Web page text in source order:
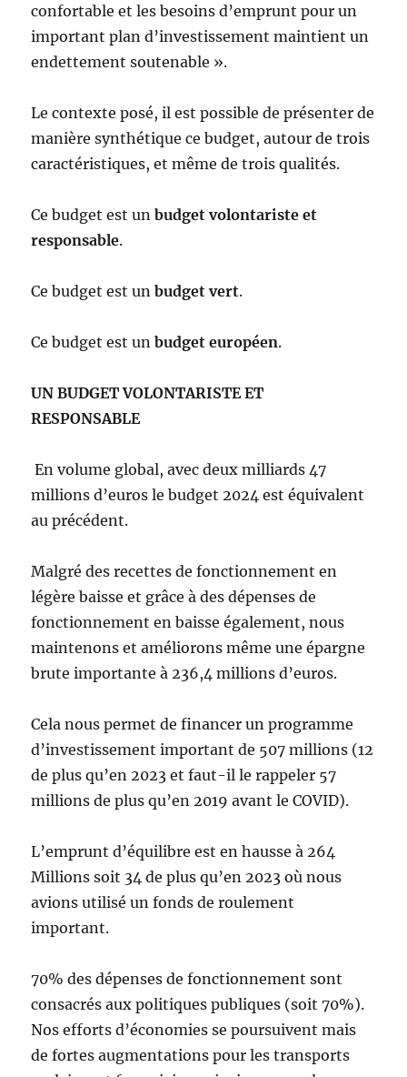
confortable et les besoins d’emprunt pour un
important plan d’investissement maintient un
endettement soutenable ».
Le contexte posé, il est possible de présenter de
manière synthétique ce budget, autour de trois
caractéristiques, et même de trois qualités.
Ce budget est unbudget volontariste et
responsable.
Ce budget est unbudget vert.
Ce budget est unbudget européen.
UN BUDGET VOLONTARISTE ET
RESPONSABLE
En volume global, avec deux milliards 47
millions d’euros le budget 2024 est équivalent
au précédent.
Malgré des recettes de fonctionnement en
légère baisse et grâce à des dépenses de
fonctionnement en baisse également, nous
maintenons et améliorons même une épargne
brute importante à 236,4 millions d’euros.
Cela nous permet de financer un programme
d’investissement important de 507 millions (12
de plus qu’en 2023 et faut-il le rappeler 57
millions de plus qu’en 2019 avant le COVID).
L’emprunt d’équilibre est en hausse à 264
Millions soit 34 de plus qu’en 2023 où nous
avions utilisé un fonds de roulement
important.
70% des dépenses de fonctionnement sont
consacrés aux politiques publiques (soit 70%).
Nos efforts d’économies se poursuivent mais
de fortes augmentations pour les transports